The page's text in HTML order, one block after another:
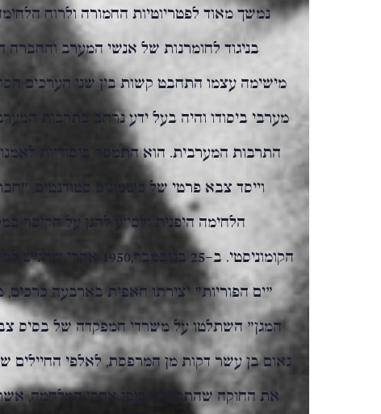
נמשך מאוד לפטריוטיות החמורה ולרוח
בניגוד לחומרנות של אנשי המערב
מישימה עצמו התחבט קשות בין שני הערכים
מערבי ביסודו והיה בעל ידע נרחב בתרבות
התרבות המערבית. הוא התמסר ביסודיות
וייסד צבא פרטי של כשמונים סטודנטים,
הלחימה היפנית ולסייע להגן על
הקומוניסטי. ב-25
"ים הפוריות" יצירתו האפית בארבעה
המגן" השתלטו על משרדי המפקדה של בסיס
נאום בן עשר דקות מן המרפסת, לאלפי
את החוקה שהתקבלה ביפן אחרי המלחמה,